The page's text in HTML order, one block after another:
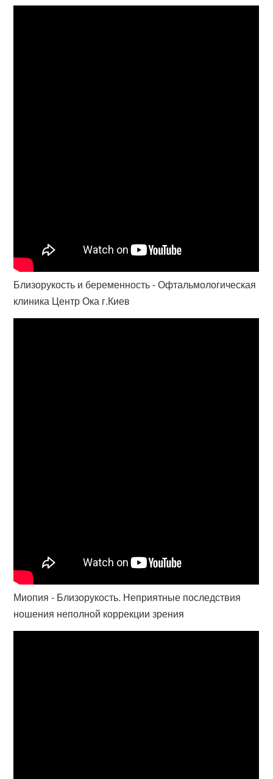
Близорукость и беременность - Офтальмологическая
клиника Центр Ока г.Киев
Миопия - Близорукость. Неприятные последствия
ношения неполной коррекции зрения